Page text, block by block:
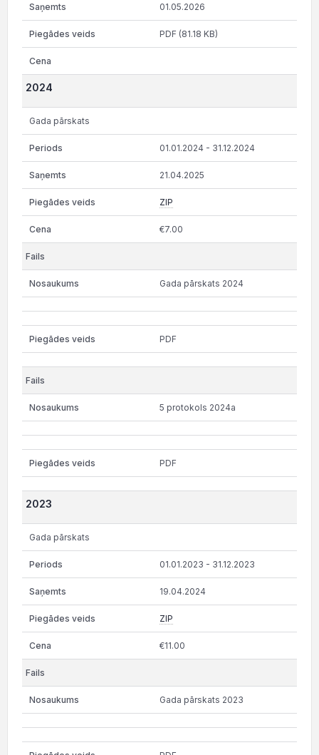
01.05.2026
PDF (81.18 KB)
2024
Gada pārskats
01.01.2024 - 31.12.2024
21.04.2025
ZIP
€7.00
Gada pārskats 2024
PDF
5 protokols 2024a
PDF
2023
Gada pārskats
01.01.2023 - 31.12.2023
19.04.2024
ZIP
€11.00
Gada pārskats 2023